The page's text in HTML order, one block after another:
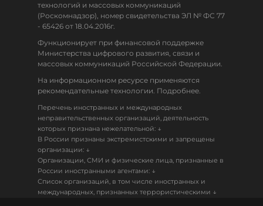
технологий и массовых коммуникаций
(Роскомнадзор), номер свидетельства ЭЛ № ФС 77
- 65426 от 18.04.2016г.
Функционирует при финансовой поддержке
Министерства цифрового развития, связи и
массовых коммуникаций Российской Федерации.
На информационном ресурсе применяются
рекомендательные технологии. Подробнее.
Перечень иностранных и международных
неправительственных организаций, деятельность
которых признана нежелательной: ↓
В России признаны экстремистскими и запрещены
организации: ↓
Организации, СМИ и физические лица, признанные в
России иностранными агентами: ↓
Список организаций, в том числе иностранных и
международных, признанных террористическими ↓